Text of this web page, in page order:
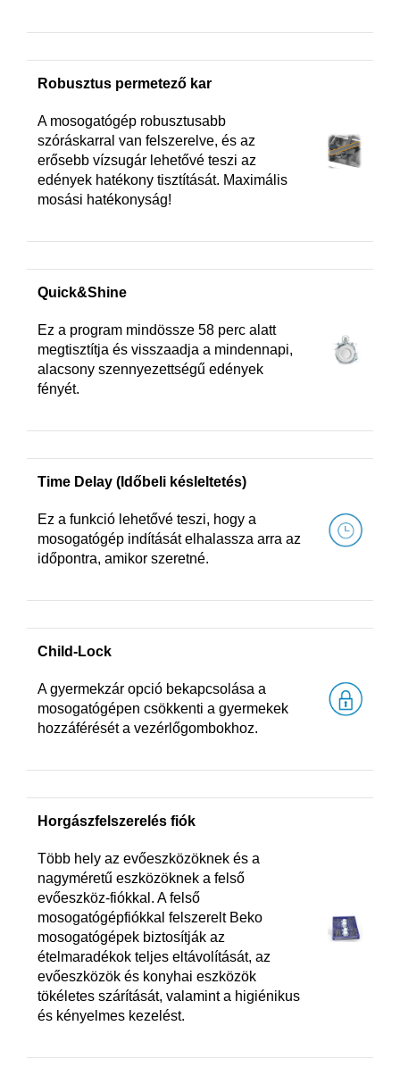
Robusztus permetező kar
A mosogatógép robusztusabb
szóráskarral van felszerelve, és az
erősebb vízsugár lehetővé teszi az
edények hatékony tisztítását. Maximális
mosási hatékonyság!
Quick&Shine
Ez a program mindössze 58 perc alatt
megtisztítja és visszaadja a mindennapi,
alacsony szennyezettségű edények
fényét.
Time Delay (Időbeli késleltetés)
Ez a funkció lehetővé teszi, hogy a
mosogatógép indítását elhalassza arra az
időpontra, amikor szeretné.
Child-Lock
A gyermekzár opció bekapcsolása a
mosogatógépen csökkenti a gyermekek
hozzáférését a vezérlőgombokhoz.
Horgászfelszerelés fiók
Több hely az evőeszközöknek és a
nagyméretű eszközöknek a felső
evőeszköz-fiókkal. A felső
mosogatógépfiókkal felszerelt Beko
mosogatógépek biztosítják az
ételmaradékok teljes eltávolítását, az
evőeszközök és konyhai eszközök
tökéletes szárítását, valamint a higiénikus
és kényelmes kezelést.